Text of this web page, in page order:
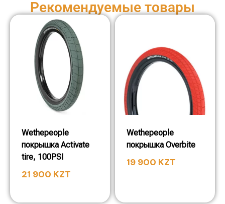
Рекомендуемые товары
Wethepeople
покрышка Activate
tire, 100PSI
21 900 KZT
Wethepeople
покрышка Overbite
19 900 KZT